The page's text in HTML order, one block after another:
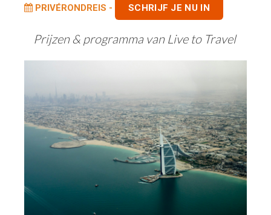
PRIVÉRONDREIS - SCHRIJF JE NU IN
Prijzen & programma van Live to Travel